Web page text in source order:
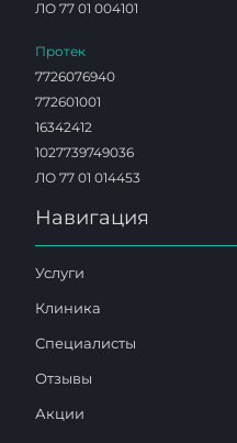
ЛО 77 01 004101
Протек
7726076940
772601001
16342412
1027739749036
ЛО 77 01 014453
Навигация
Услуги
Клиника
Специалисты
Отзывы
Акции